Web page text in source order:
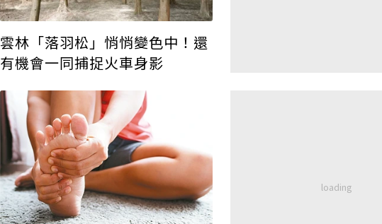
雲林「落羽松」悄悄變色中！還
有機會一同捕捉火車身影